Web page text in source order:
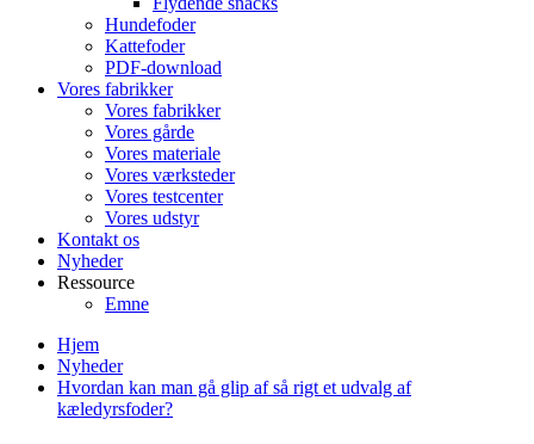
Hundefoder
Kattefoder
PDF-download
Vores fabrikker
Vores fabrikker
Vores gårde
Vores materiale
Vores værksteder
Vores testcenter
Vores udstyr
Kontakt os
Nyheder
Ressource
Emne
Hjem
Nyheder
Hvordan kan man gå glip af så rigt et udvalg af
kæledyrsfoder?